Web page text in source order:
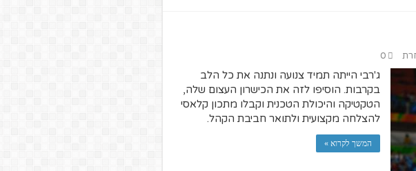
0
ג'רבי הייתה תמיד צנועה ונתנה את כל הלב
בקרבות. הוסיפו לזה את הכישרון העצום שלה,
הטקטיקה והיכולת הטכנית וקבלו מתכון קלאסי
להצלחה מקצועית ולתואר חביבת הקהל.
המשך לקרוא »